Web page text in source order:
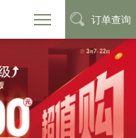
订单查询